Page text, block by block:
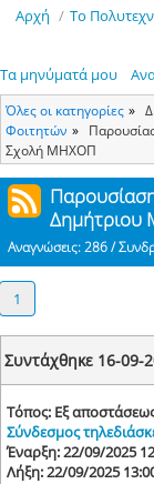
Αρχή / Το
Τα μηνύματά μου
Όλες οι κατηγορίες
Φοιτητών
Σχολή ΜΗΧΟΠ
Δημήτριου
Αναγνώσεις: 286 /
1
Συντάχθηκε 16-09-
Τόπος: Εξ
Σύνδεσμος
Έναρξη: 22/09/2025
Λήξη: 22/09/2025